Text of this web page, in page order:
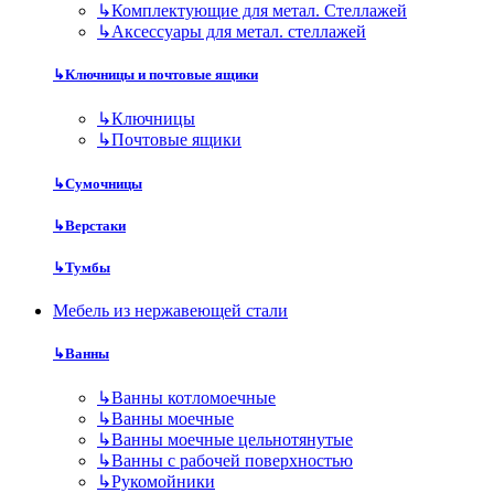
↳Комплектующие для метал. Стеллажей
↳Аксессуары для метал. стеллажей
↳Ключницы и почтовые ящики
↳Ключницы
↳Почтовые ящики
↳Сумочницы
↳Верстаки
↳Тумбы
Мебель из нержавеющей стали
↳Ванны
↳Ванны котломоечные
↳Ванны моечные
↳Ванны моечные цельнотянутые
↳Ванны с рабочей поверхностью
↳Рукомойники